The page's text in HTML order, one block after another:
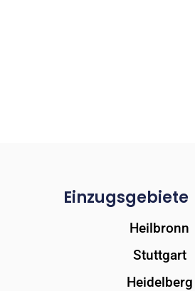
Einzugsgebiete
Heilbronn
Stuttgart
Heidelberg